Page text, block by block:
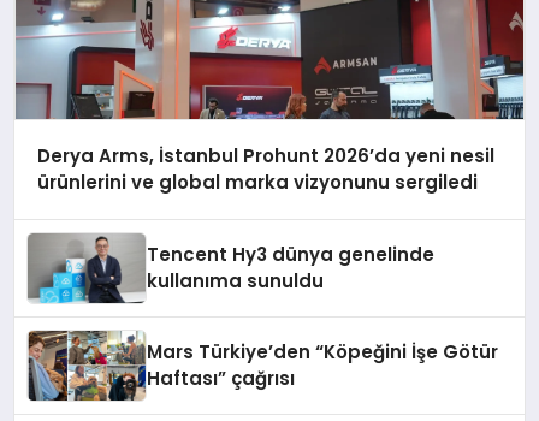
Derya Arms, İstanbul Prohunt 2026’da yeni nesil
ürünlerini ve global marka vizyonunu sergiledi
Tencent Hy3 dünya genelinde
kullanıma sunuldu
Mars Türkiye’den “Köpeğini İşe Götür
Haftası” çağrısı